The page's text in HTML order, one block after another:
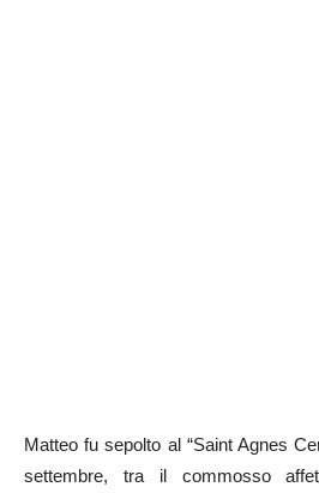
Matteo fu sepolto al “Saint Agnes
settembre, tra il commosso